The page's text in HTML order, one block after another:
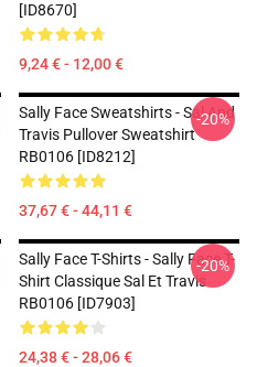
[ID8670]
9,24 € - 12,00 €
Sally Face Sweatshirts - Sal And
Travis Pullover Sweatshirt
RB0106 [ID8212]
37,67 € - 44,11 €
-20%
Sally Face T-Shirts - Sally Face T-
Shirt Classique Sal Et Travis
RB0106 [ID7903]
24,38 € - 28,06 €
-20%